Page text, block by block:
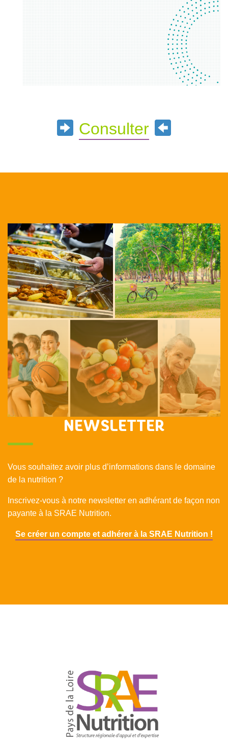
Consulter
NEWSLETTER
Vous souhaitez avoir plus d’informations dans le domaine
de la nutrition ?
Inscrivez-vous à notre newsletter en adhérant de façon non
payante à la SRAE Nutrition.
Se créer un compte et adhérer à la SRAE Nutrition !